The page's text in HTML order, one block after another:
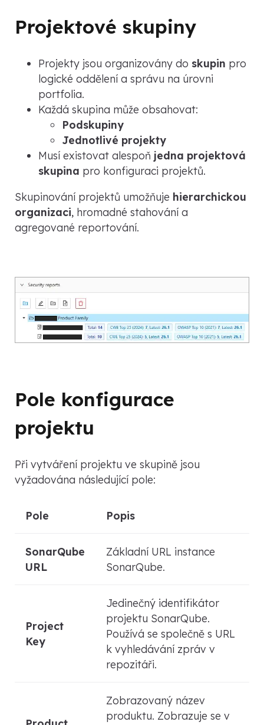
Projektové skupiny
Projekty jsou organizovány do skupin pro
logické oddělení a správu na úrovni
portfolia.
Každá skupina může obsahovat:
Podskupiny
Jednotlivé projekty
Musí existovat alespoň jedna projektová
skupina pro konfiguraci projektů.
Skupinování projektů umožňuje hierarchickou
organizaci, hromadné stahování a
agregované reportování.
Pole konfigurace
projektu
Při vytváření projektu ve skupině jsou
vyžadována následující pole:
Pole Popis
SonarQube
URL
Základní URL instance
SonarQube.
Project
Key
Jedinečný identifikátor
projektu SonarQube.
Používá se společně s URL
k vyhledávání zpráv v
repozitáři.
Zobrazovaný název
produktu. Zobrazuje se v